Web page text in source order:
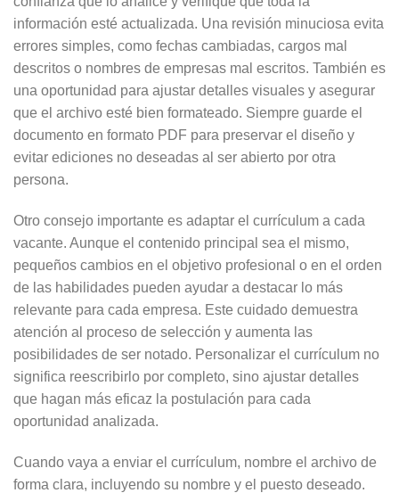
información esté actualizada. Una revisión minuciosa evita
errores simples, como fechas cambiadas, cargos mal
descritos o nombres de empresas mal escritos. También es
una oportunidad para ajustar detalles visuales y asegurar
que el archivo esté bien formateado. Siempre guarde el
documento en formato PDF para preservar el diseño y
evitar ediciones no deseadas al ser abierto por otra
persona.
Otro consejo importante es adaptar el currículum a cada
vacante. Aunque el contenido principal sea el mismo,
pequeños cambios en el objetivo profesional o en el orden
de las habilidades pueden ayudar a destacar lo más
relevante para cada empresa. Este cuidado demuestra
atención al proceso de selección y aumenta las
posibilidades de ser notado. Personalizar el currículum no
significa reescribirlo por completo, sino ajustar detalles
que hagan más eficaz la postulación para cada
oportunidad analizada.
Cuando vaya a enviar el currículum, nombre el archivo de
forma clara, incluyendo su nombre y el puesto deseado.